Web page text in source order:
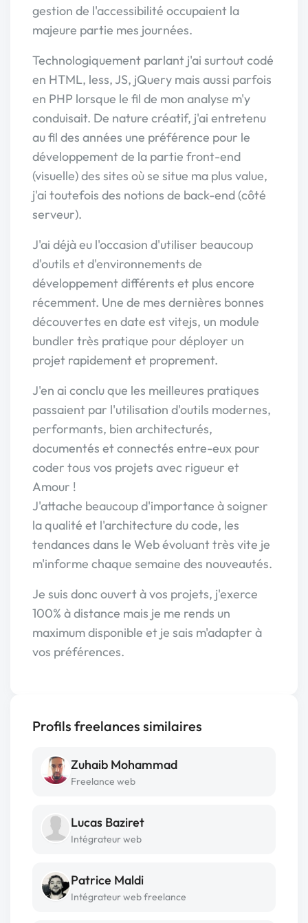
gestion de l'accessibilité occupaient la
majeure partie mes journées.
Technologiquement parlant j'ai surtout codé
en HTML, less, JS, jQuery mais aussi parfois
en PHP lorsque le fil de mon analyse m'y
conduisait. De nature créatif, j'ai entretenu
au fil des années une préférence pour le
développement de la partie front-end
(visuelle) des sites où se situe ma plus value,
j'ai toutefois des notions de back-end (côté
serveur).
J'ai déjà eu l'occasion d'utiliser beaucoup
d'outils et d'environnements de
développement différents et plus encore
récemment. Une de mes dernières bonnes
découvertes en date est vitejs, un module
bundler très pratique pour déployer un
projet rapidement et proprement.
J'en ai conclu que les meilleures pratiques
passaient par l'utilisation d'outils modernes,
performants, bien architecturés,
documentés et connectés entre-eux pour
coder tous vos projets avec rigueur et
Amour !
J'attache beaucoup d'importance à soigner
la qualité et l'architecture du code, les
tendances dans le Web évoluant très vite je
m'informe chaque semaine des nouveautés.
Je suis donc ouvert à vos projets, j'exerce
100% à distance mais je me rends un
maximum disponible et je sais m'adapter à
vos préférences.
Profils freelances similaires
Zuhaib Mohammad
Freelance web
Lucas Baziret
Intégrateur web
Patrice Maldi
Intégrateur web freelance